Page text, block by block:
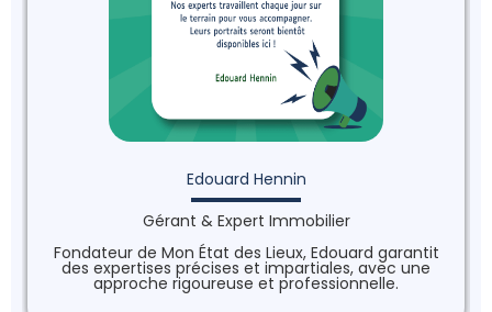
Edouard Hennin
Gérant & Expert Immobilier
Fondateur de Mon État des Lieux, Edouard garantit
des expertises précises et impartiales, avec une
approche rigoureuse et professionnelle.